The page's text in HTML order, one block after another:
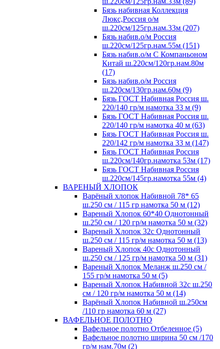
Бязь набивная Коллекция
Люкс,Россия о/м
ш.220см/125гр.нам.33м (207)
Бязь набив.о/м Россия
ш.220см/125гр.нам.55м (151)
Бязь набив.о/м С Компаньоном
Китай ш.220см/120гр.нам.80м
(17)
Бязь набив.о/м Россия
ш.220см/130гр.нам.60м (9)
Бязь ГОСТ Набивная Россия ш.
220/140 гр/м намотка 33 м (9)
Бязь ГОСТ Набивная Россия ш.
220/140 гр/м намотка 40 м (63)
Бязь ГОСТ Набивная Россия ш.
220/142 гр/м намотка 33 м (147)
Бязь ГОСТ Набивная Россия
ш.220см/140гр.намотка 53м (17)
Бязь ГОСТ Набивная Россия
ш.220см/145гр.намотка 55м (4)
ВАРЕНЫЙ ХЛОПОК
Варёный хлопок Набивной 78* 65
ш.250 см / 115 гр намотка 50 м (12)
Вареный Хлопок 60*40 Однотонный
ш.250 см / 120 гр/м намотка 50 м (32)
Вареный Хлопок 32с Однотонный
ш.250 см / 115 гр/м намотка 50 м (13)
Вареный Хлопок 40с Однотонный
ш.250 см / 125 гр/м намотка 50 м (31)
Вареный Хлопок Меланж ш.250 см /
155 гр/м намотка 50 м (5)
Вареный Хлопок Набивной 32с ш.250
см / 120 гр/м намотка 50 м (14)
Варёный Хлопок Набивной ш.250см
/110 гр намотка 60 м (27)
ВАФЕЛЬНОЕ ПОЛОТНО
Вафельное полотно Отбеленное (5)
Вафельное полотно ширина 50 см /170
гр/м нам.70м (2)